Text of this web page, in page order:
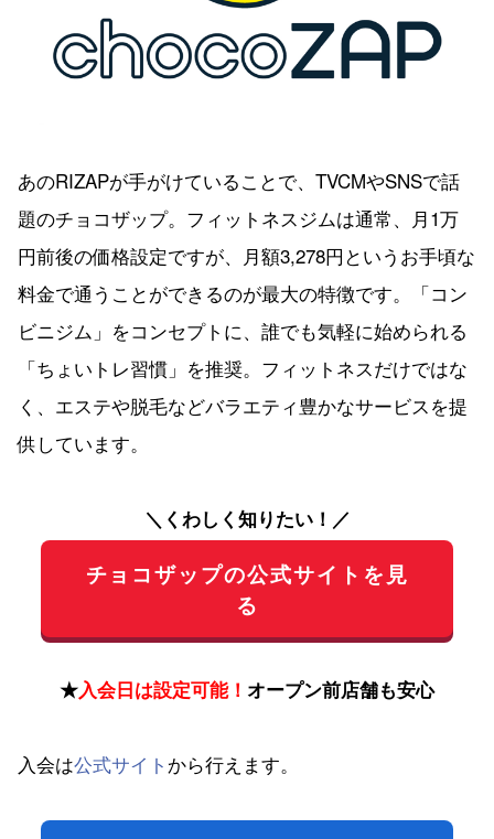
あのRIZAPが手がけていることで、TVCMやSNSで話
題のチョコザップ。フィットネスジムは通常、月1万
円前後の価格設定ですが、月額3,278円というお手頃な
料金で通うことができるのが最大の特徴です。「コン
ビニジム」をコンセプトに、誰でも気軽に始められる
「ちょいトレ習慣」を推奨。フィットネスだけではな
く、エステや脱毛などバラエティ豊かなサービスを提
供しています。
＼くわしく知りたい！／
チョコザップの公式サイトを見
る
★入会日は設定可能！ オープン前店舗も安心
入会は公式サイト から行えます。